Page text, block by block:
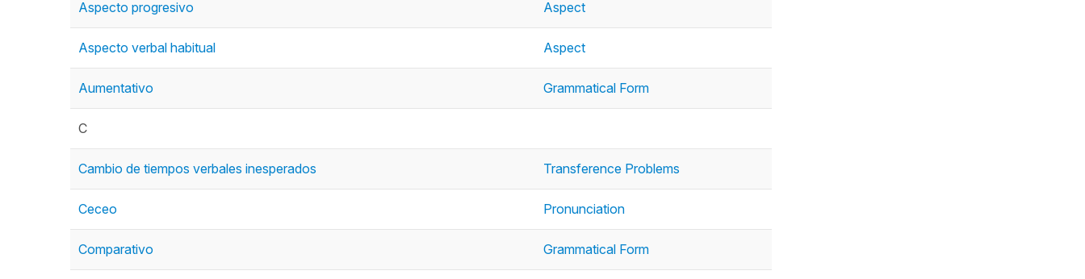
Aspecto progresivo Aspect
Aspecto verbal habitual Aspect
Aumentativo Grammatical Form
C
Cambio de tiempos verbales inesperados Transference Problems
Ceceo Pronunciation
Comparativo Grammatical Form